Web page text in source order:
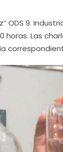
ODS 9.
horas. Las